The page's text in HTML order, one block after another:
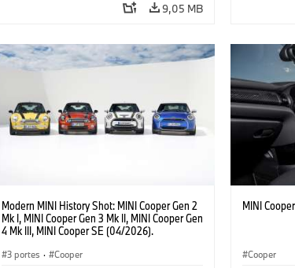
9,05 MB
Modern MINI History Shot: MINI Cooper Gen 2
Mk I, MINI Cooper Gen 3 Mk II, MINI Cooper Gen
4 Mk III, MINI Cooper SE (04/2026).
3 portes · Cooper
MINI
Cooper